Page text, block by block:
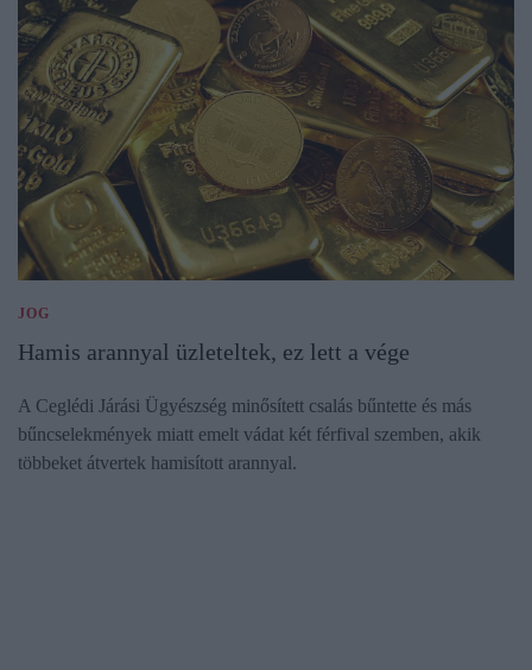
JOG
Hamis arannyal üzleteltek, ez lett a vége
A Ceglédi Járási Ügyészség minősített csalás bűntette és más
bűncselekmények miatt emelt vádat két férfival szemben, akik
többeket átvertek hamisított arannyal.